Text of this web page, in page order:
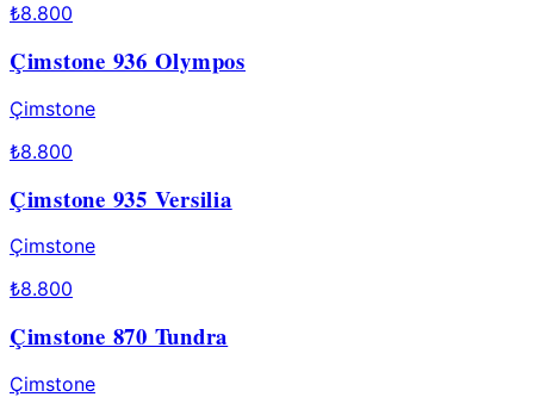
₺8.800
Çimstone 936 Olympos
Çimstone
₺8.800
Çimstone 935 Versilia
Çimstone
₺8.800
Çimstone 870 Tundra
Çimstone